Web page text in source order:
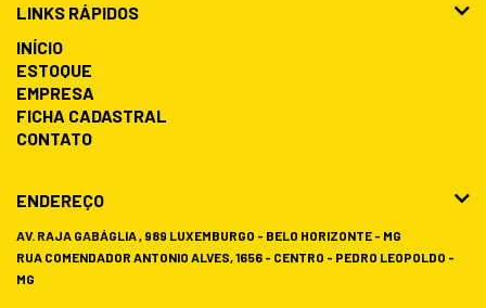
LINKS RÁPIDOS
INÍCIO
ESTOQUE
EMPRESA
FICHA CADASTRAL
CONTATO
ENDEREÇO
AV. RAJA GABÁGLIA , 989 LUXEMBURGO - BELO HORIZONTE - MG
RUA COMENDADOR ANTONIO ALVES, 1656 - CENTRO - PEDRO LEOPOLDO -
MG